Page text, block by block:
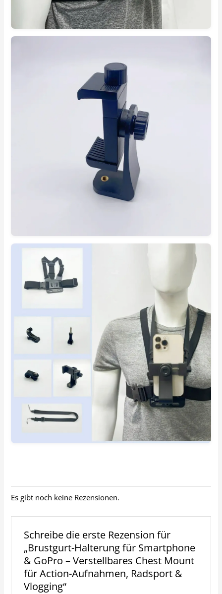
Es gibt noch keine Rezensionen.
Schreibe die erste Rezension für
„Brustgurt-Halterung für Smartphone
& GoPro – Verstellbares Chest Mount
für Action-Aufnahmen, Radsport &
Vlogging“